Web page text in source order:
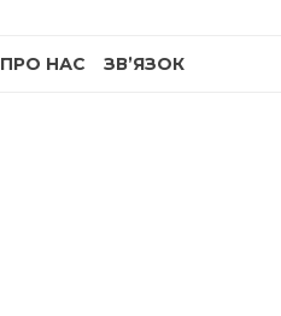
ПРО НАС ЗВ’ЯЗОК